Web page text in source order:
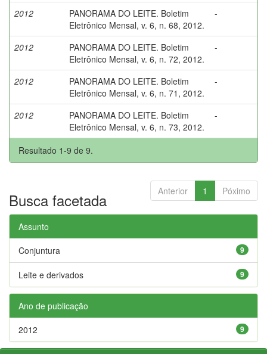
2012
PANORAMA DO LEITE. Boletim
Eletrônico Mensal, v. 6, n. 68, 2012.
-
2012
PANORAMA DO LEITE. Boletim
Eletrônico Mensal, v. 6, n. 72, 2012.
-
2012
PANORAMA DO LEITE. Boletim
Eletrônico Mensal, v. 6, n. 71, 2012.
-
2012
PANORAMA DO LEITE. Boletim
Eletrônico Mensal, v. 6, n. 73, 2012.
-
Resultado 1-9 de 9.
Anterior 1 Póximo
Busca facetada
Assunto
9
Conjuntura
9
Leite e derivados
Ano de publicação
9
2012